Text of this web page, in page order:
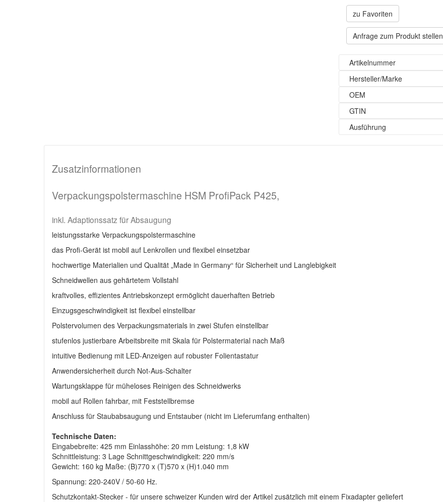
zu Favoriten
Anfrage zum Produkt stellen
Artikelnummer
Hersteller/Marke
OEM
GTIN
Ausführung
Zusatzinformationen
Verpackungspolstermaschine HSM ProfiPack P425,
inkl. Adaptionssatz für Absaugung
leistungsstarke Verpackungspolstermaschine
das Profi-Gerät ist mobil auf Lenkrollen und flexibel einsetzbar
hochwertige Materialien und Qualität „Made in Germany“ für Sicherheit und Langlebigkeit
Schneidwellen aus gehärtetem Vollstahl
kraftvolles, effizientes Antriebskonzept ermöglicht dauerhaften Betrieb
Einzugsgeschwindigkeit ist flexibel einstellbar
Polstervolumen des Verpackungsmaterials in zwei Stufen einstellbar
stufenlos justierbare Arbeitsbreite mit Skala für Polstermaterial nach Maß
intuitive Bedienung mit LED-Anzeigen auf robuster Folientastatur
Anwendersicherheit durch Not-Aus-Schalter
Wartungsklappe für müheloses Reinigen des Schneidwerks
mobil auf Rollen fahrbar, mit Feststellbremse
Anschluss für Staubabsaugung und Entstauber (nicht im Lieferumfang enthalten)
Technische Daten:
Eingabebreite: 425 mm Einlasshöhe: 20 mm Leistung: 1,8 kW
Schnittleistung: 3 Lage Schnittgeschwindigkeit: 220 mm/s
Gewicht: 160 kg Maße: (B)770 x (T)570 x (H)1.040 mm
Spannung: 220-240V / 50-60 Hz.
Schutzkontakt-Stecker - für unsere schweizer Kunden wird der Artikel zusätzlich mit einem Fixadapter geliefert